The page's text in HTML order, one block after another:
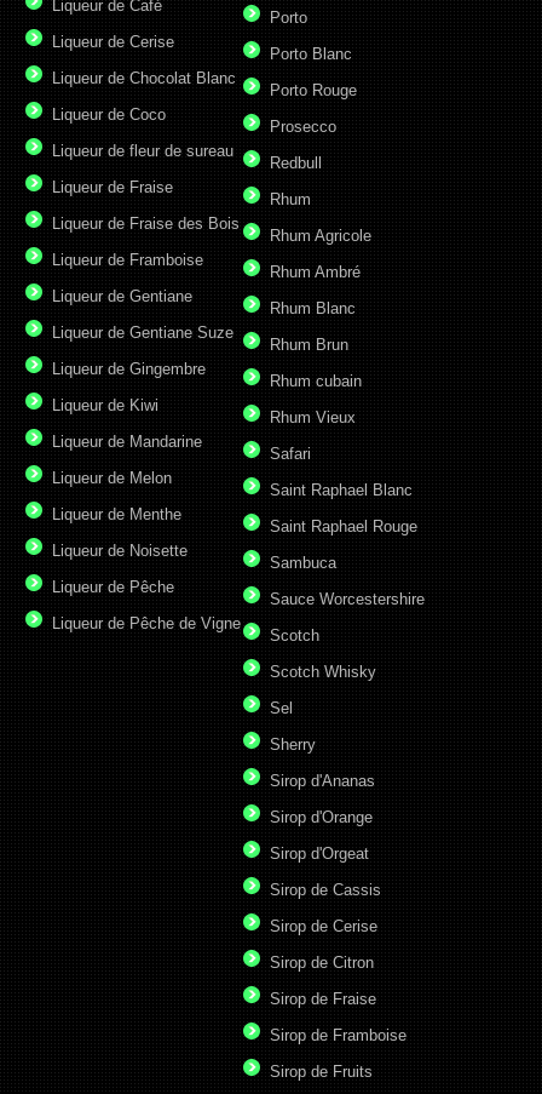
Liqueur de Café
Liqueur de Cerise
Liqueur de Chocolat Blanc
Liqueur de Coco
Liqueur de fleur de sureau
Liqueur de Fraise
Liqueur de Fraise des Bois
Liqueur de Framboise
Liqueur de Gentiane
Liqueur de Gentiane Suze
Liqueur de Gingembre
Liqueur de Kiwi
Liqueur de Mandarine
Liqueur de Melon
Liqueur de Menthe
Liqueur de Noisette
Liqueur de Pêche
Liqueur de Pêche de Vigne
Porto
Porto Blanc
Porto Rouge
Prosecco
Redbull
Rhum
Rhum Agricole
Rhum Ambré
Rhum Blanc
Rhum Brun
Rhum cubain
Rhum Vieux
Safari
Saint Raphael Blanc
Saint Raphael Rouge
Sambuca
Sauce Worcestershire
Scotch
Scotch Whisky
Sel
Sherry
Sirop d'Ananas
Sirop d'Orange
Sirop d'Orgeat
Sirop de Cassis
Sirop de Cerise
Sirop de Citron
Sirop de Fraise
Sirop de Framboise
Sirop de Fruits